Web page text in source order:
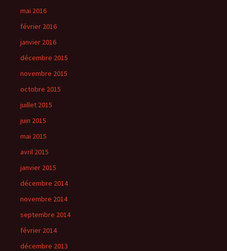
mai 2016
février 2016
janvier 2016
décembre 2015
novembre 2015
octobre 2015
juillet 2015
juin 2015
mai 2015
avril 2015
janvier 2015
décembre 2014
novembre 2014
septembre 2014
février 2014
décembre 2013